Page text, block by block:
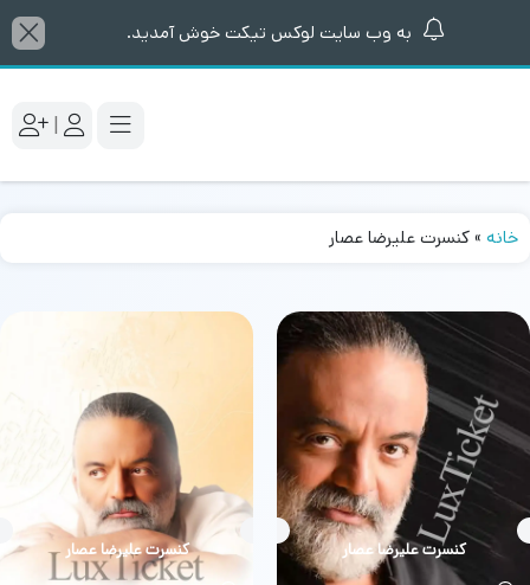
به وب سایت لوکس تیکت خوش آمدید.
|
خانه »کنسرت علیرضا عصار
بلیط
کنسرت علیرضا عصار بلیط
کنسرت علیرضا عصار